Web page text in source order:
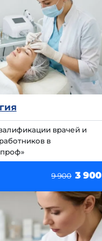
врачей и
в
9 900 3 900